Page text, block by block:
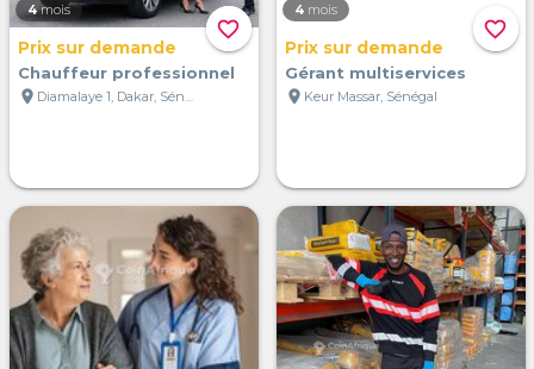
favorite_border
4 mois
Prix sur demande
Chauffeur professionnel
location_on
Diamalaye 1, Dakar, Sénégal
favorite_border
4 mois
Prix sur demande
Gérant multiservices
location_on Keur Massar, Sénégal